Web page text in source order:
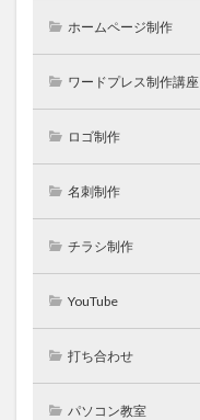
ホームページ制作
ワードプレス制作講座
ロゴ制作
名刺制作
チラシ制作
YouTube
打ち合わせ
パソコン教室